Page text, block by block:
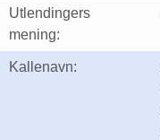
Utlendingers
mening:
Kallenavn: